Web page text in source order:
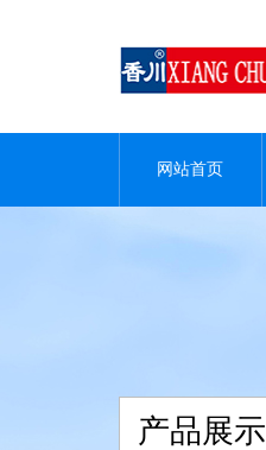
网站首页
产品展示